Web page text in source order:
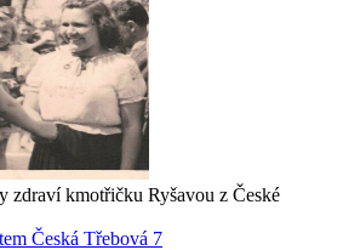
zdraví kmotřičku Ryšavou z České